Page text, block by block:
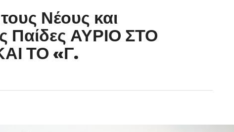
Νέους και
Παίδες ΑΥΡΙΟ ΣΤΟ
ΤΟ «Γ.